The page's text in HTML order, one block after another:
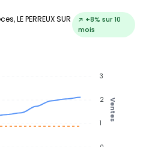
LE PERREUX SUR
↗ +8% sur 10
mois
3
2
1
Ventes